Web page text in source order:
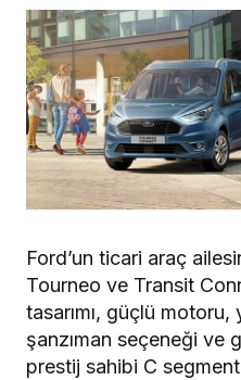
Ford’un ticari araç
Tourneo ve Transit
tasarımı, güçlü
şanzıman seçeneği ve
prestij sahibi C